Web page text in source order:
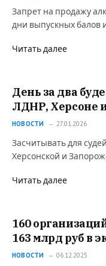
Запрет на продажу
дни выпускных балов
Читать далее
День за два
ЛДНР, Херсоне
НОВОСТИ 27.01.2026
Засчитывать для
Херсонской и
Читать далее
160
163 млрд руб в
НОВОСТИ 06.12.2025